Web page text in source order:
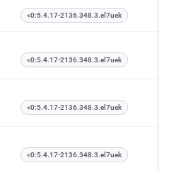
<0:5.4.17-2136.348.3.el7uek
<0:5.4.17-2136.348.3.el7uek
<0:5.4.17-2136.348.3.el7uek
<0:5.4.17-2136.348.3.el7uek